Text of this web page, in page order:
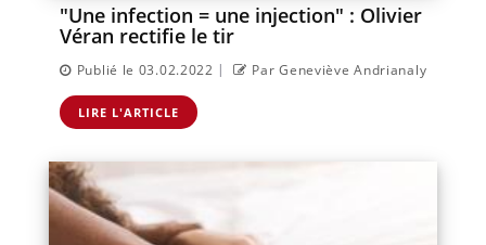
"Une infection = une injection" : Olivier
Véran rectifie le tir
Publié le 03.02.2022 | Par Geneviève Andrianaly
LIRE L'ARTICLE